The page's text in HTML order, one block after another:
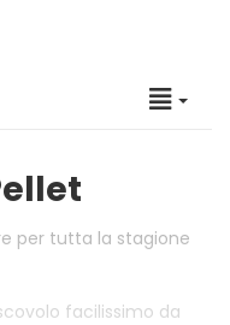
per tutta la stagione
facilissimo da